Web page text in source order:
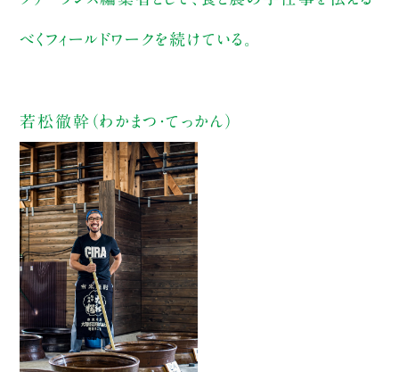
べくフィールドワークを続けている。
若松徹幹（わかまつ・てっかん）